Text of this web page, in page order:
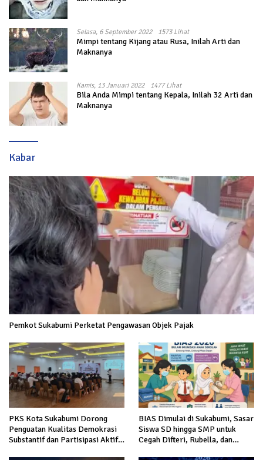
Selasa, 6 September 2022 1573 Lihat
Mimpi tentang Kijang atau Rusa, Inilah Arti dan
Maknanya
Kamis, 13 Januari 2022 1477 Lihat
Bila Anda Mimpi tentang Kepala, Inilah 32 Arti dan
Maknanya
Kabar
Pemkot Sukabumi Perketat Pengawasan Objek Pajak
PKS Kota Sukabumi Dorong
Penguatan Kualitas Demokrasi
Substantif dan Partisipasi Aktif
BIAS Dimulai di Sukabumi, Sasar
Siswa SD hingga SMP untuk
Cegah Difteri, Rubella, dan